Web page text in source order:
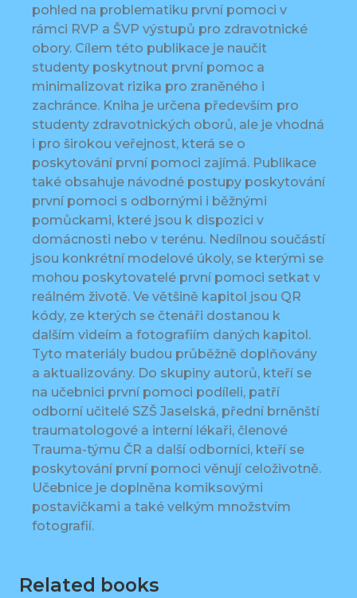
pohled na problematiku první pomoci v
rámci RVP a ŠVP výstupů pro zdravotnické
obory. Cílem této publikace je naučit
studenty poskytnout první pomoc a
minimalizovat rizika pro zraněného i
zachránce. Kniha je určena především pro
studenty zdravotnických oborů, ale je vhodná
i pro širokou veřejnost, která se o
poskytování první pomoci zajímá. Publikace
také obsahuje návodné postupy poskytování
první pomoci s odbornými i běžnými
pomůckami, které jsou k dispozici v
domácnosti nebo v terénu. Nedílnou součástí
jsou konkrétní modelové úkoly, se kterými se
mohou poskytovatelé první pomoci setkat v
reálném životě. Ve většině kapitol jsou QR
kódy, ze kterých se čtenáři dostanou k
dalším videím a fotografiím daných kapitol.
Tyto materiály budou průběžně doplňovány
a aktualizovány. Do skupiny autorů, kteří se
na učebnici první pomoci podíleli, patří
odborní učitelé SZŠ Jaselská, přední brněnští
traumatologové a interní lékaři, členové
Trauma-týmu ČR a další odborníci, kteří se
poskytování první pomoci věnují celoživotně.
Učebnice je doplněna komiksovými
postavičkami a také velkým množstvím
fotografií.
Related books